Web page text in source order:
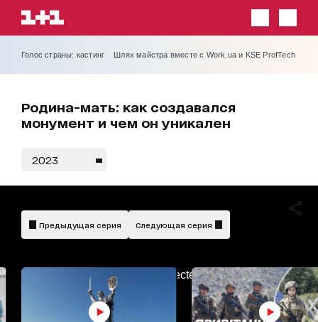
Голос страны: кастинг Шлях майстра вместе с Work.ua и KSE ProfTech
Родина-мать: как создавался
монумент и чем он уникален
2023
AdBlockDetected!
Предыдущая серия Следующая серия